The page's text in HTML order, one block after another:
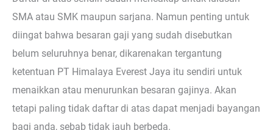
SMA atau SMK maupun sarjana. Namun penting untuk
diingat bahwa besaran gaji yang sudah disebutkan
belum seluruhnya benar, dikarenakan tergantung
ketentuan PT Himalaya Everest Jaya itu sendiri untuk
menaikkan atau menurunkan besaran gajinya. Akan
tetapi paling tidak daftar di atas dapat menjadi bayangan
bagi anda, sebab tidak jauh berbeda.